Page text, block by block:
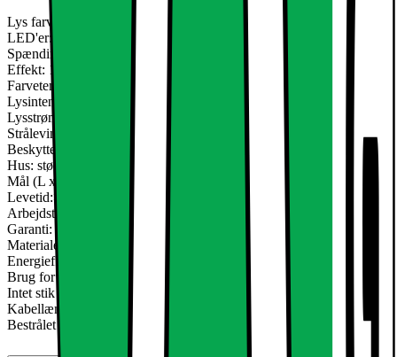
Lys farve: kold hvid
LED'er: 1
Spænding: AC 85-265V
Effekt: 10W
Farvetemperatur: kold hvid - 6000K
Lysintensitet: 600 ~ 900 LM
Lysstrøm: 90-100 LM / watt
Strålevinkel: ca. 120
Beskyttelsesgrad: IP65 (stænksikker)
Hus: støbt aluminium, malet grå
Mål (L x B x H): 115 x 82 x 86 mm
Levetid:> 50.000 timer
Arbejdstemperatur: -30 ° C - + 55 °
Garanti: CE- og RoHS-certificering
Materiale: Forsynet med sikkerhedsglas
Energieffektivitetsklasse: A
Brug for vekselstrøm
Intet stik inkluderet
Kabellængde: 30 cm
Bestrålet område: 2 m²